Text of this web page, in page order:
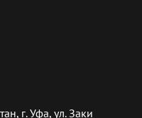
г. Уфа, ул. Заки